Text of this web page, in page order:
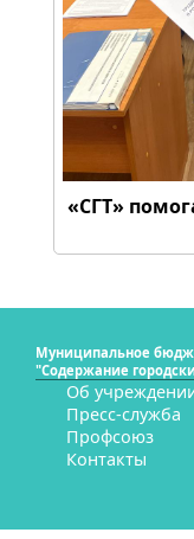
«СГТ»
Муниципальное
"Содержание
Об
Пресс-служба
Профсоюз
Контакты